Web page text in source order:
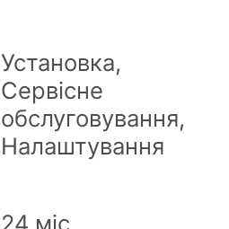
Установка,
Сервісне
обслуговування,
Налаштування
24 міс